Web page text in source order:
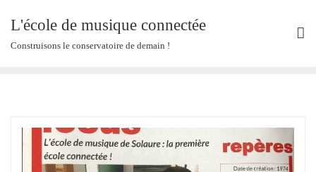
content
L'école de musique connectée
Construisons le conservatoire de demain !